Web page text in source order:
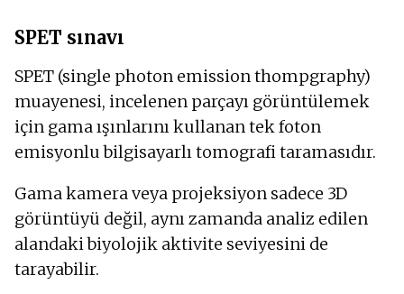
SPET sınavı
SPET (single photon emission thompgraphy)
muayenesi, incelenen parçayı görüntülemek
için gama ışınlarını kullanan tek foton
emisyonlu bilgisayarlı tomografi taramasıdır.
Gama kamera veya projeksiyon sadece 3D
görüntüyü değil, aynı zamanda analiz edilen
alandaki biyolojik aktivite seviyesini de
tarayabilir.